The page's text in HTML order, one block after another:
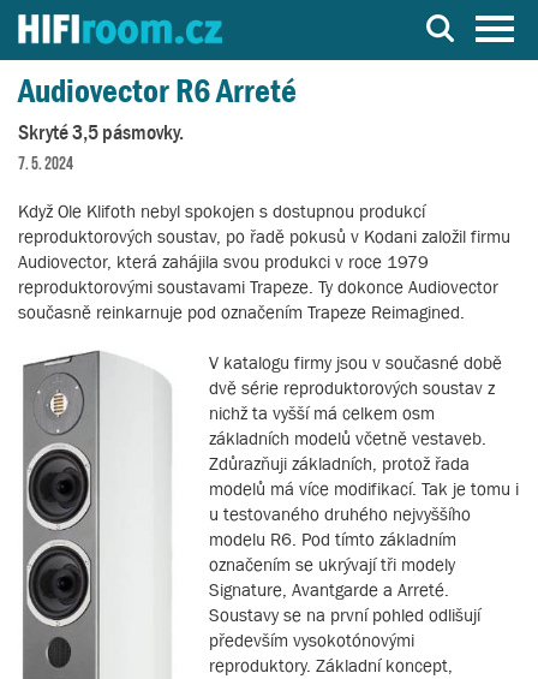
Server o Hi-Fi a AV technice
Audiovector R6 Arreté
Skryté 3,5 pásmovky.
7. 5. 2024
Když Ole Klifoth nebyl spokojen s dostupnou produkcí
reproduktorových soustav, po řadě pokusů v Kodani založil firmu
Audiovector, která zahájila svou produkci v roce 1979
reproduktorovými soustavami Trapeze. Ty dokonce Audiovector
současně reinkarnuje pod označením Trapeze Reimagined.
V katalogu firmy jsou v současné době
dvě série reproduktorových soustav z
nichž ta vyšší má celkem osm
základních modelů včetně vestaveb.
Zdůrazňuji základních, protož řada
modelů má více modifikací. Tak je tomu i
u testovaného druhého nejvyššího
modelu R6. Pod tímto základním
označením se ukrývají tři modely
Signature, Avantgarde a Arreté.
Soustavy se na první pohled odlišují
především vysokotónovými
reproduktory. Základní koncept,